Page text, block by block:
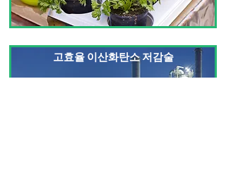
고효율 이산화탄소 저감술